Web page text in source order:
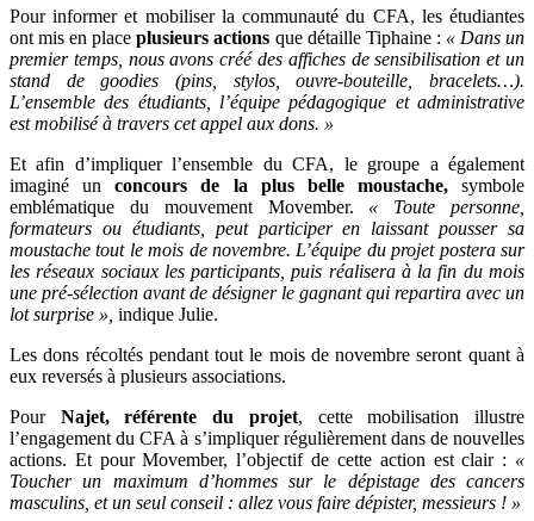
Pour informer et mobiliser la communauté du CFA, les étudiantes
ont mis en place plusieurs actions que détaille Tiphaine : « Dans un
premier temps, nous avons créé des affiches de sensibilisation et un
stand de goodies (pins, stylos, ouvre-bouteille, bracelets…).
L’ensemble des étudiants, l’équipe pédagogique et administrative
est mobilisé à travers cet appel aux dons. »
Et afin d’impliquer l’ensemble du CFA, le groupe a également
imaginé un concours de la plus belle moustache,symbole
emblématique du mouvement Movember. « Toute personne,
formateurs ou étudiants, peut participer en laissant pousser sa
moustache tout le mois de novembre. L’équipe du projet postera sur
les réseaux sociaux les participants, puis réalisera à la fin du mois
une pré-sélection avant de désigner le gagnant qui repartira avec un
lot surprise », indique Julie.
Les dons récoltés pendant tout le mois de novembre seront quant à
eux reversés à plusieurs associations.
Pour Najet, référente du projet, cette mobilisation illustre
l’engagement du CFA à s’impliquer régulièrement dans de nouvelles
actions. Et pour Movember, l’objectif de cette action est clair : «
Toucher un maximum d’hommes sur le dépistage des cancers
masculins, et un seul conseil : allez vous faire dépister, messieurs ! »